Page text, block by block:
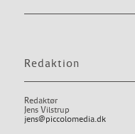
Redaktion
Redaktør
Jens Vilstrup
jens@piccolomedia.dk